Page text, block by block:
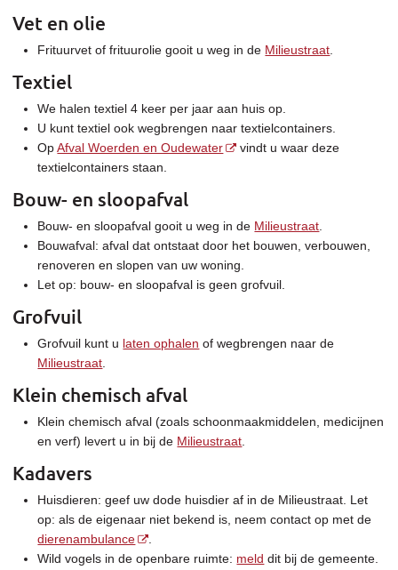
Vet en olie
Frituurvet of frituurolie gooit u weg in de Milieustraat.
Textiel
We halen textiel 4 keer per jaar aan huis op.
U kunt textiel ook wegbrengen naar textielcontainers.
OpAfval Woerden en Oudewater
vindt u waar deze
textielcontainers staan.
Bouw- en sloopafval
Bouw- en sloopafval gooit u weg in de Milieustraat.
Bouwafval: afval dat ontstaat door het bouwen, verbouwen,
renoveren en slopen van uw woning.
Let op: bouw- en sloopafval is geen grofvuil.
Grofvuil
Grofvuil kunt u laten ophalen of wegbrengen naar de
Milieustraat.
Klein chemisch afval
Klein chemisch afval (zoals schoonmaakmiddelen, medicijnen
en verf) levert u in bij de Milieustraat.
Kadavers
Huisdieren: geef uw dode huisdier af in de Milieustraat. Let
op: als de eigenaar niet bekend is, neem contact op met de
dierenambulance
.
Wild vogels in de openbare ruimte: meld dit bij de gemeente.